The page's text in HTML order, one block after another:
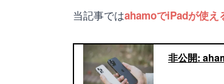
当記事ではahamoでiPadが使え
非公開: